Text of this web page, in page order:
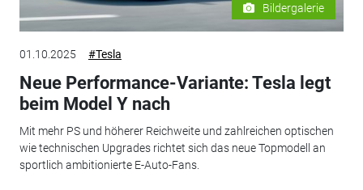
Bildergalerie
01.10.2025 #Tesla
Neue Performance-Variante: Tesla legt
beim Model Y nach
Mit mehr PS und höherer Reichweite und zahlreichen optischen
wie technischen Upgrades richtet sich das neue Topmodell an
sportlich ambitionierte E-Auto-Fans.